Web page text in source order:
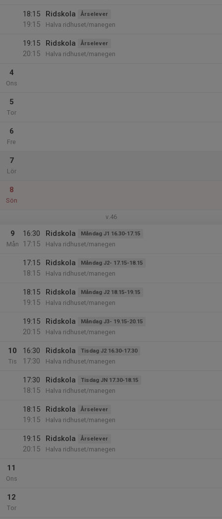
18:15
19:15
Ridskola Årselever
Halva ridhuset/manegen
19:15
20:15
Ridskola Årselever
Halva ridhuset/manegen
4
Ons
5
Tor
6
Fre
7
Lör
8
Sön
v.46
9
Mån
16:30
17:15
Ridskola Måndag J1 16.30-17.15
Halva ridhuset/manegen
17:15
18:15
Ridskola Måndag J2- 17.15-18.15
Halva ridhuset/manegen
18:15
19:15
Ridskola Måndag J2 18.15-19.15
Halva ridhuset/manegen
19:15
20:15
Ridskola Måndag J3- 19.15-20.15
Halva ridhuset/manegen
10
Tis
16:30
17:30
Ridskola Tisdag J2 16.30-17.30
Halva ridhuset/manegen
17:30
18:15
Ridskola Tisdag JN 17.30-18.15
Halva ridhuset/manegen
18:15
19:15
Ridskola Årselever
Halva ridhuset/manegen
19:15
20:15
Ridskola Årselever
Halva ridhuset/manegen
11
Ons
12
Tor